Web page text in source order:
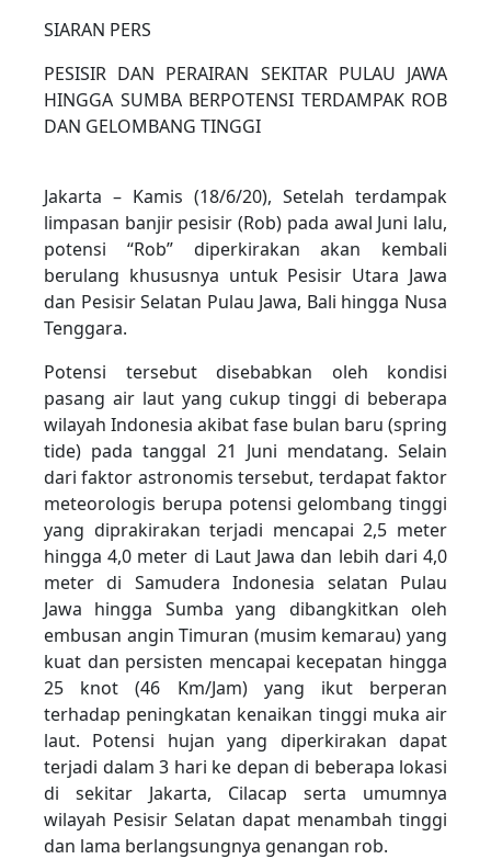
SIARAN PERS
PESISIR DAN PERAIRAN SEKITAR PULAU JAWA
HINGGA SUMBA BERPOTENSI TERDAMPAK ROB
DAN GELOMBANG TINGGI
Jakarta – Kamis (18/6/20), Setelah terdampak
limpasan banjir pesisir (Rob) pada awal Juni lalu,
potensi “Rob” diperkirakan akan kembali
berulang khususnya untuk Pesisir Utara Jawa
dan Pesisir Selatan Pulau Jawa, Bali hingga Nusa
Tenggara.
Potensi tersebut disebabkan oleh kondisi
pasang air laut yang cukup tinggi di beberapa
wilayah Indonesia akibat fase bulan baru (spring
tide) pada tanggal 21 Juni mendatang. Selain
dari faktor astronomis tersebut, terdapat faktor
meteorologis berupa potensi gelombang tinggi
yang diprakirakan terjadi mencapai 2,5 meter
hingga 4,0 meter di Laut Jawa dan lebih dari 4,0
meter di Samudera Indonesia selatan Pulau
Jawa hingga Sumba yang dibangkitkan oleh
embusan angin Timuran (musim kemarau) yang
kuat dan persisten mencapai kecepatan hingga
25 knot (46 Km/Jam) yang ikut berperan
terhadap peningkatan kenaikan tinggi muka air
laut. Potensi hujan yang diperkirakan dapat
terjadi dalam 3 hari ke depan di beberapa lokasi
di sekitar Jakarta, Cilacap serta umumnya
wilayah Pesisir Selatan dapat menambah tinggi
dan lama berlangsungnya genangan rob.